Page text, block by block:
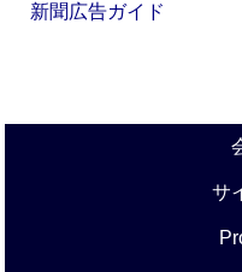
新聞広告ガイド
サ